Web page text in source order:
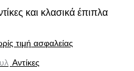
και κλασικά έπιπλα
τιμή ασφαλείας
Αντίκες